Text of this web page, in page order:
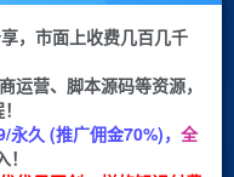
APP下载
GO
，市面上收费几百几千
运营、脚本源码等资源，
永久 (推广佣金70%)， 全